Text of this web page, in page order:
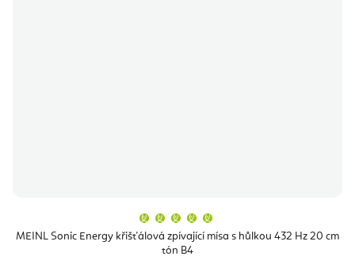
MEINL Sonic Energy křišťálová zpívající mísa s hůlkou 432 Hz 20 cm
tón B4
produktu
je